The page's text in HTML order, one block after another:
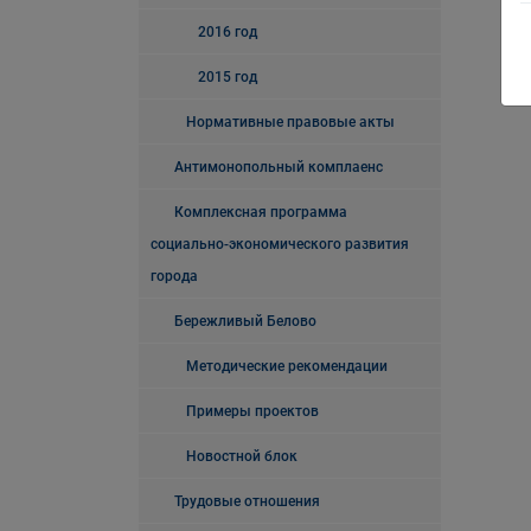
2016 год
2015 год
Нормативные правовые акты
Антимонопольный комплаенс
Комплексная программа
социально-экономического развития
города
Бережливый Белово
Методические рекомендации
Примеры проектов
Новостной блок
Трудовые отношения